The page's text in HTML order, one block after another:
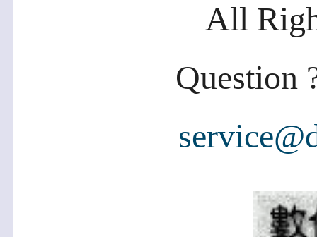
All
Question